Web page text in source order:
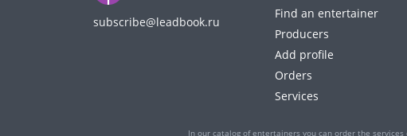
subscribe@leadbook.ru
Find an entertainer
Producers
Add profile
Orders
Services
In our catalog of entertainers you can order the